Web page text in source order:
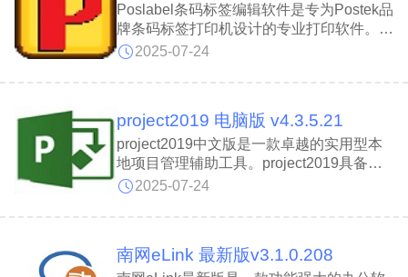
查询构建器、支持语法高亮和代码自动补全
的SQL编辑器，并提供完善的表与视图设计
功能以及高效的数据导入导出能力。
Poslabel条码标签编辑软件是专为Postek品
牌条码标签打印机设计的专业打印软件。
Poslabel条码标签编辑软件集成了强大的编
样化条码类型兼容，并可连接数据库。
和输出各类条码标签，还全面支持常用的一
维码、二维码及多种数据源格式，为用户提
供便捷高效的条码标签创建与打印体验。
2025-07-24
project2019 电脑版 v4.3.5.21
project2019中文版是一款卓越的实用型本
地项目管理辅助工具。project2019具备高
效便捷的特点，为用户提供强大的任务管
project2019功能全面，可帮助您将团队事
2025-07-24
南网eLink 最新版v3.1.0.208